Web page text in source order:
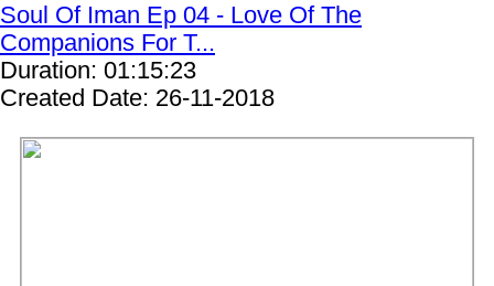
Soul Of Iman Ep 04 - Love Of The
Companions For T...
Duration: 01:15:23
Created Date: 26-11-2018